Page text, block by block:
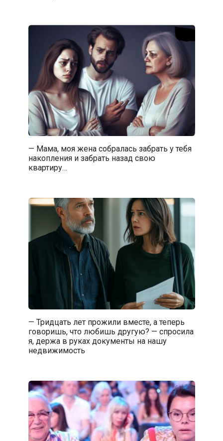
— Мама, моя жена собралась забрать у тебя
накопления и забрать назад свою
квартиру…
— Тридцать лет прожили вместе, а теперь
говоришь, что любишь другую? — спросила
я, держа в руках документы на нашу
недвижимость